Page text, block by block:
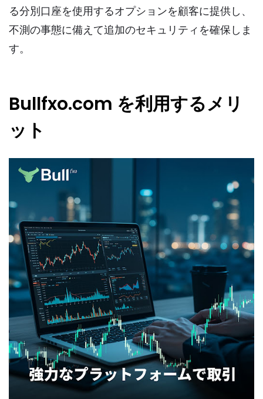
る分別口座を使用するオプションを顧客に提供し、
不測の事態に備えて追加のセキュリティを確保しま
す。
Bullfxo.com を利用するメリ
ット